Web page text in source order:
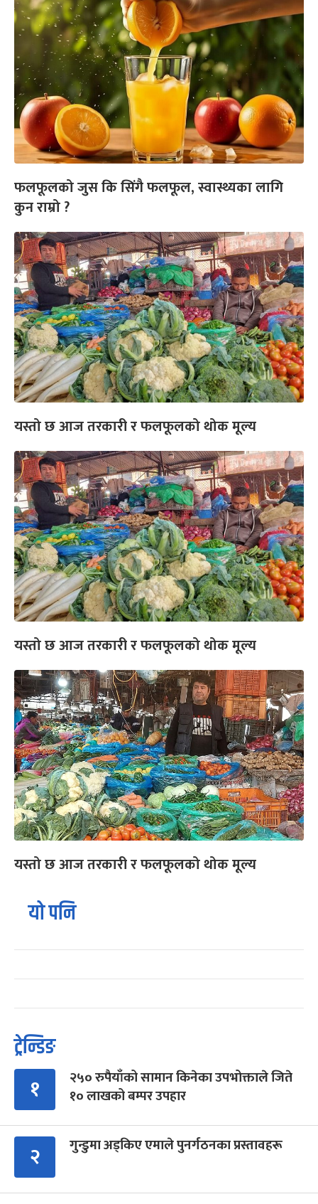
फलफूलको जुस कि सिंगै फलफूल, स्वास्थ्यका लागि
कुन राम्रो ?
यस्तो छ आज तरकारी र फलफूलको थोक मूल्य
यस्तो छ आज तरकारी र फलफूलको थोक मूल्य
यस्तो छ आज तरकारी र फलफूलको थोक मूल्य
यो पनि
ट्रेन्डिङ
१
२५० रुपैयाँको सामान किनेका उपभोक्ताले जिते
१० लाखको बम्पर उपहार
२ गुन्डुमा अड्किए एमाले पुनर्गठनका प्रस्तावहरू